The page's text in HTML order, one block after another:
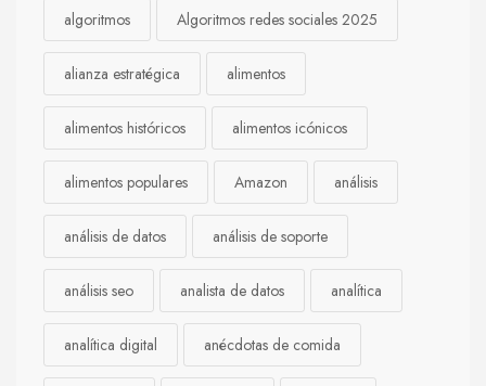
algoritmos Algoritmos redes sociales 2025
alianza estratégica alimentos
alimentos históricos alimentos icónicos
alimentos populares Amazon análisis
análisis de datos análisis de soporte
análisis seo analista de datos analítica
analítica digital anécdotas de comida